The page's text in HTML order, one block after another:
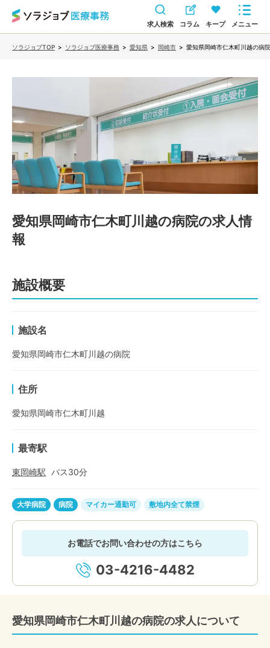
求人検索 コラム キープ メニュー
ソラジョブTOP > ソラジョブ医療事務 > 愛知県 > 岡崎市 > 愛知県岡崎市仁木町川越の病院
愛知県岡崎市仁木町川越の病院の求人情
報
施設概要
施設名
愛知県岡崎市仁木町川越の病院
住所
愛知県岡崎市仁木町川越
最寄駅
東岡崎駅 バス30分
大学病院 病院 マイカー通勤可 敷地内全て禁煙
お電話でお問い合わせの方はこちら
03-4216-4482
愛知県岡崎市仁木町川越の病院の求人について